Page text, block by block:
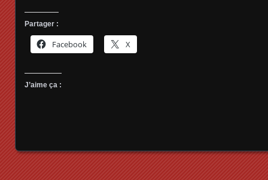
Partager :
Facebook X
J’aime ça :